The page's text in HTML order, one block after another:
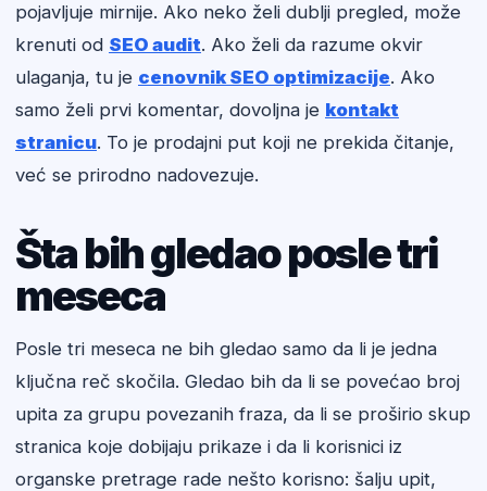
pojavljuje mirnije. Ako neko želi dublji pregled, može
krenuti od SEO audit. Ako želi da razume okvir
ulaganja, tu je cenovnik SEO optimizacije. Ako
samo želi prvi komentar, dovoljna je kontakt
stranicu. To je prodajni put koji ne prekida čitanje,
već se prirodno nadovezuje.
Šta bih gledao posle tri
meseca
Posle tri meseca ne bih gledao samo da li je jedna
ključna reč skočila. Gledao bih da li se povećao broj
upita za grupu povezanih fraza, da li se proširio skup
stranica koje dobijaju prikaze i da li korisnici iz
organske pretrage rade nešto korisno: šalju upit,